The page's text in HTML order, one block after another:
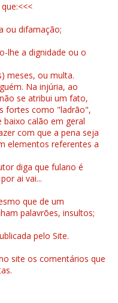
ou difamação;
lhe a dignidade ou o
meses, ou multa.
Na injúria, ao
se atribui um fato,
fortes como "ladrão",
calão em geral
com que a pena seja
elementos referentes a
diga que fulano é
ai vai...
que de um
palavrões, insultos;
pelo Site.
site os comentários que